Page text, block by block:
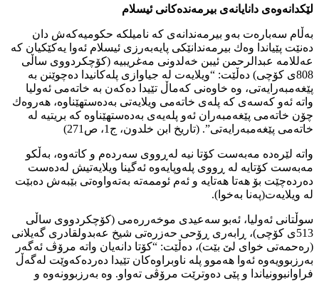
لێكدانەوەی دانایانەی بیرمەندەكانی ئیسلام
بەڵام سەبارەت بەو بیرمەندانەی كە نامیلكە حكومیەكەش دان
دەنێت پێیاندا وەك بیرمەندانێكی پایەبەرزی ئیسلام ئەوا یەكێكیان كە
عەللامە عبدالرحمن ئیبن خەلدونی مەغریبیە (كۆچكردووی ساڵی
808ی كۆچی) دەڵێت: “ویلایەت لە جیاوازی پلەكانیدا دەچوێنن بە
پێغەمبەرایەتی، وە خاوەنی كەماڵ تێیدا دەكەن بە خاتەمی ئەولیا
واتە ئەو كەسەی كە پلەی خاتەمی ویلایەتی بەدەستهێناوە، هەروەك
چۆن خاتەمی پێغەمبەران ئەو پلەیەی بەدەستهێناوە كە بریتیە لە
خاتەمی پێغەمبەرایەتی”. (تاریخ ابن خلدون، ج1، ص271)
واتە لێرەدە مەبەست كۆتا نیە لەڕووی سەردەم و كاتەوە، بەڵكو
مەبەست كۆتایە لە ڕووی پلەوپایەوە ئەگینا ویلایەتیش لەدەست
دەردەچێت بۆ هەتا هەتایە و ئەم ئوممەتە بەتەواوەتی بێبەش دەبێت
لە ویلایەت(پەنا بەخوا).
سوڵتانی ئەولیا، ئەبو سەعیدی موخەررەمی (كۆچكردووی ساڵی
513ی كۆچی)، ڕابەری ڕۆحی حەزرەتی شیخ عەبدولقادری گەیلانی
(رەحمەتی خوای لێ بێت)، دەڵێت: “كۆتا دانەیان واتە مرۆڤ ئەگەر
بەرزبوویەوە ئەوا هەموو پلە ناوبراوەكان تێیدا دەردەكەوێت لەگەڵ
فراوانبوونیاندا و پێی دەوترێت مرۆڤی تەواو. وە بەرزبوونەوە و